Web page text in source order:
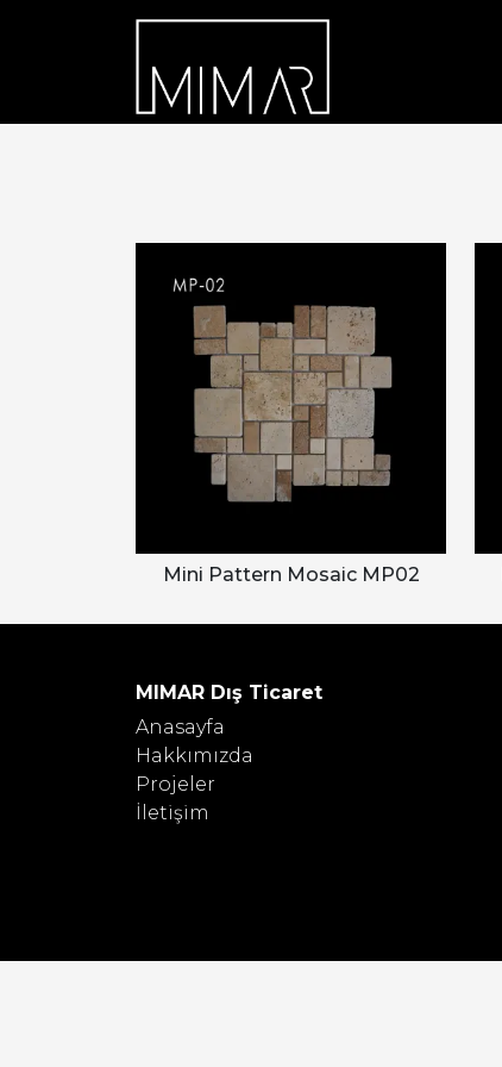
Mini Pattern Mosaic MP02
MIMAR Dış Ticaret
Anasayfa
Hakkımızda
Projeler
İletişim